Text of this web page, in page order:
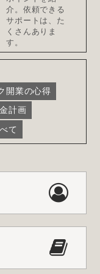
介。依頼できる
サポートは、た
くさんありま
す。
開業の心得
計画
て